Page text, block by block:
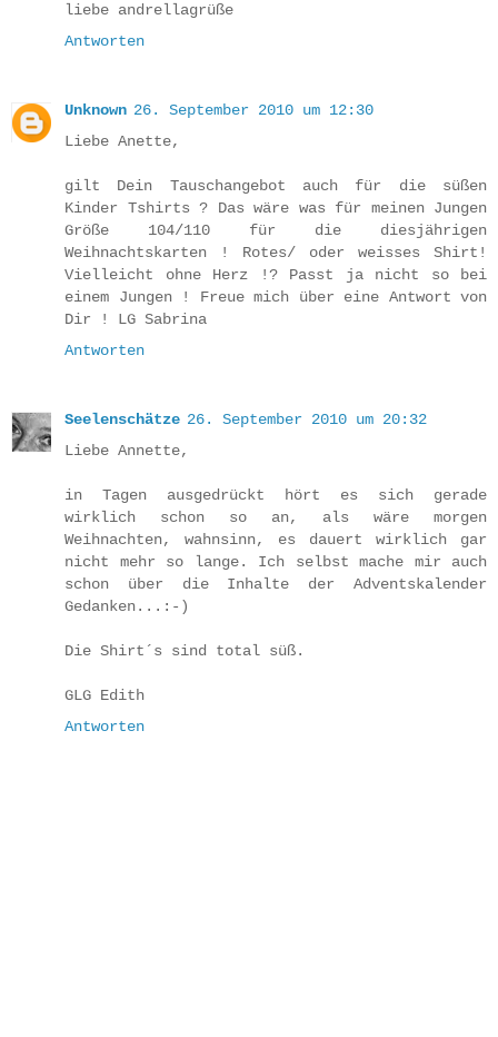
liebe andrellagrüße
Antworten
Unknown 26. September 2010 um 12:30
Liebe Anette,
gilt Dein Tauschangebot auch für die süßen
Kinder Tshirts ? Das wäre was für meinen Jungen
Größe 104/110 für die diesjährigen
Weihnachtskarten ! Rotes/ oder weisses Shirt!
Vielleicht ohne Herz !? Passt ja nicht so bei
einem Jungen ! Freue mich über eine Antwort von
Dir ! LG Sabrina
Antworten
Seelenschätze 26. September 2010 um 20:32
Liebe Annette,
in Tagen ausgedrückt hört es sich gerade
wirklich schon so an, als wäre morgen
Weihnachten, wahnsinn, es dauert wirklich gar
nicht mehr so lange. Ich selbst mache mir auch
schon über die Inhalte der Adventskalender
Gedanken...:-)
Die Shirt´s sind total süß.
GLG Edith
Antworten